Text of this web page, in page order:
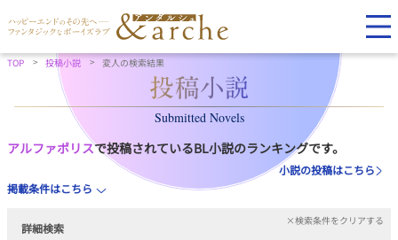
TOP 投稿小説 変人の検索結果
Submitted Novels
アルファポリスで投稿されているBL小説のランキングです。
小説の投稿はこちら
掲載条件はこちら
詳細検索
×検索条件をクリアする